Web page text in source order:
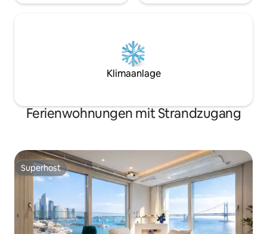
begleiten (2 Kot-Pads, Shampoo,
Klimaanlage
Ferienwohnungen mit Strandzugang
Superhost
Superhost